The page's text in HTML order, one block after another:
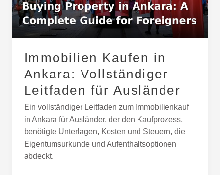
Immobilien Kaufen in
Ankara: Vollständiger
Leitfaden für Ausländer
Ein vollständiger Leitfaden zum Immobilienkauf
in Ankara für Ausländer, der den Kaufprozess,
benötigte Unterlagen, Kosten und Steuern, die
Eigentumsurkunde und Aufenthaltsoptionen
abdeckt.
Leitfaden
für
Ausländer